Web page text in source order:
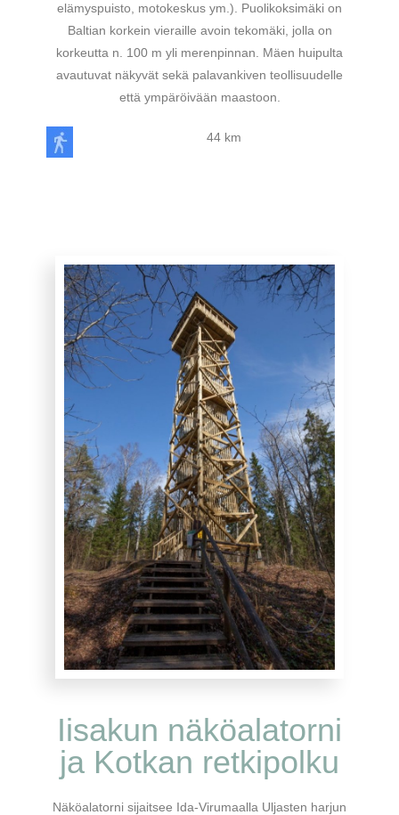
elämyspuisto, motokeskus ym.). Puolikoksimäki on
Baltian korkein vieraille avoin tekomäki, jolla on
korkeutta n. 100 m yli merenpinnan. Mäen huipulta
avautuvat näkyvät sekä palavankiven teollisuudelle
että ympäröivään maastoon.
44 km
Iisakun näköalatorni
ja Kotkan retkipolku
Näköalatorni sijaitsee Ida-Virumaalla Uljasten harjun